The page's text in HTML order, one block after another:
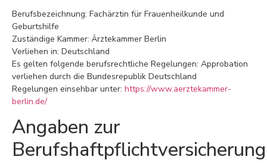
Berufsbezeichnung: Fachärztin für Frauenheilkunde und
Geburtshilfe
Zuständige Kammer: Ärztekammer Berlin
Verliehen in: Deutschland
Es gelten folgende berufsrechtliche Regelungen: Approbation
verliehen durch die Bundesrepublik Deutschland
Regelungen einsehbar unter: https://www.aerztekammer-
berlin.de/
Angaben zur
Berufshaftpflichtversicherung